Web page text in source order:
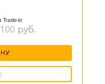
Trade-in
руб.